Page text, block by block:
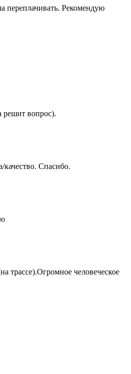
переплачивать. Рекомендую
решит вопрос).
Спасибо.
трассе).Огромное человеческое